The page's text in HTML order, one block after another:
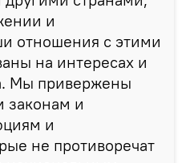
и
отношения с этими
на интересах и
Мы привержены
законам и
и
не противоречат